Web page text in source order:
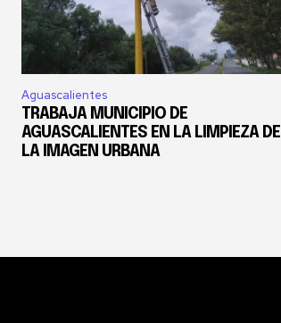
Aguascalientes
TRABAJA MUNICIPIO DE
AGUASCALIENTES EN LA LIMPIEZA DE
LA IMAGEN URBANA